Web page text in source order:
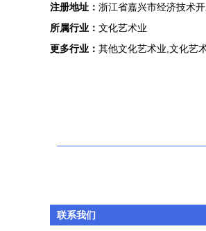
注册地址： 浙江省嘉兴市经济技术
所属行业： 文化艺术业
更多行业： 其他文化艺术业,文化艺
联系我们